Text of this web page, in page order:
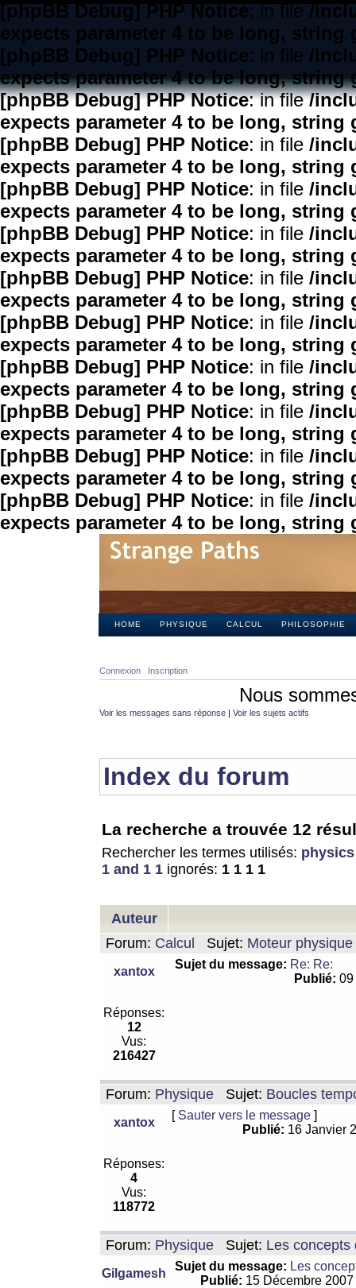
[phpBB Debug] PHP Notice: in file/
expects parameter 4 to be long, string
[phpBB Debug] PHP Notice: in file /
expects parameter 4 to be long, string
[phpBB Debug] PHP Notice: in file/
expects parameter 4 to be long, string
[phpBB Debug] PHP Notice: in file /
expects parameter 4 to be long, string
[phpBB Debug] PHP Notice: in file /
expects parameter 4 to be long, string
[phpBB Debug] PHP Notice: in file /
expects parameter 4 to be long, string
[phpBB Debug] PHP Notice: in file /
expects parameter 4 to be long, string
[phpBB Debug] PHP Notice: in file /
expects parameter 4 to be long, string
[phpBB Debug] PHP Notice: in file /
expects parameter 4 to be long, string
[phpBB Debug] PHP Notice: in file /
expects parameter 4 to be long, string
[phpBB Debug] PHP Notice: in file /
expects parameter 4 to be long, string
[phpBB Debug] PHP Notice: in file /
expects parameter 4 to be long, string
HOME PHYSIQUE CALCUL PHILOSOPHIE
Connexion Inscription
Nous
Voir les messages sans réponse | Voir les sujets actifs
Index du forum
La recherche a trouvée 12
Rechercher les termes utilisés:
1 and 1 1 ignorés: 1 1 1 1
Auteur
Forum: Calcul Sujet: Moteur
xantox
Sujet du message: Re: Re:
Publié:
Réponses:
12
Vus:
216427
Forum: Physique Sujet: Boucles
xantox
[ Sauter vers le message ]
Publié: 16 Janvier
Réponses:
4
Vus:
118772
Forum: Physique Sujet: Les concepts
Gilgamesh
Sujet du message: Les
Publié: 15 Décembre